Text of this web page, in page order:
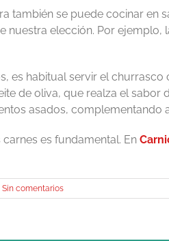
también se puede cocinar en
nuestra elección. Por
es habitual servir el
de oliva, que realza el sabor
asados, complementando
es fundamental. En
Sin comentarios